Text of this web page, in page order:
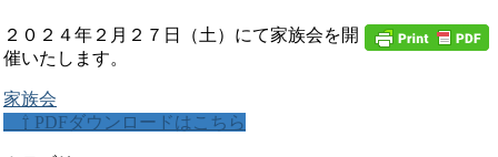
２０２４年２月２７日（土）にて家族会を開
催いたします。
家族会
⇧ PDFダウンロードはこちら